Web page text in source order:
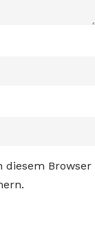
diesem Browser